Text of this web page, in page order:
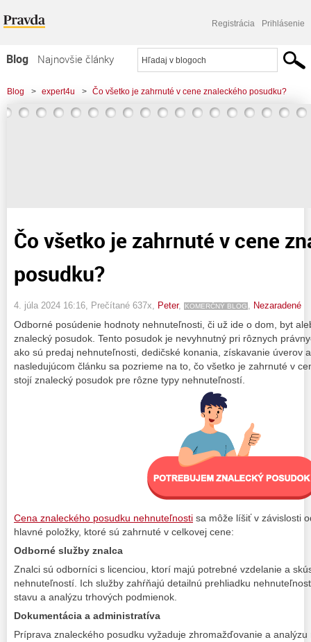
Registrácia Prihlásenie
Blog
Najnovšie články
Najčítanejšie články
Najkomentovanejšie články
Blog > expert4u > Čo všetko je zahrnuté v cene znaleckého posudku?
Čo všetko je zahrnuté v cene
posudku?
4. júla 2024 16:16 , Prečítané 637x, Peter, KOMERČNÝ BLOG Nezaradené
Odborné posúdenie hodnoty nehnuteľnosti, či už ide o dom, byt
znalecký posudok. Tento posudok je nevyhnutný pri rôznych
ako sú predaj nehnuteľnosti, dedičské konania, získavanie úverov
nasledujúcom článku sa pozrieme na to, čo všetko je zahrnuté v
stojí znalecký posudok pre rôzne typy nehnuteľností.
Cena znaleckého posudku nehnuteľnosti sa môže líšiť v závislosti
hlavné položky, ktoré sú zahrnuté v celkovej cene:
Odborné služby znalca
Znalci sú odborníci s licenciou, ktorí majú potrebné vzdelanie a
nehnuteľností. Ich služby zahŕňajú detailnú prehliadku
stavu a analýzu trhových podmienok.
Dokumentácia a administratíva
Príprava znaleckého posudku vyžaduje zhromažďovanie a